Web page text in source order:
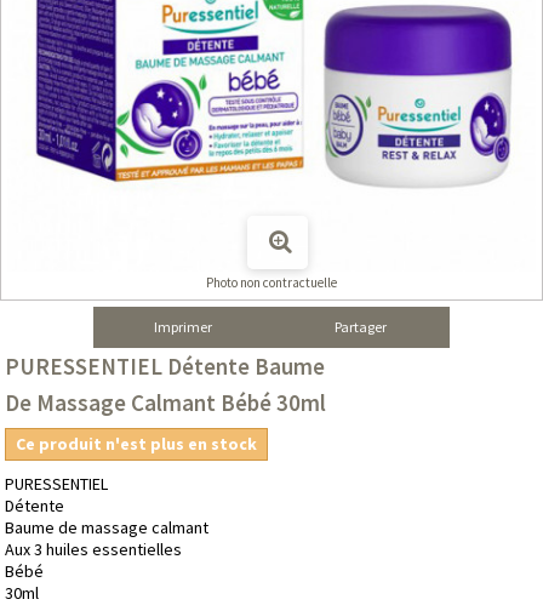
Photo non contractuelle
Imprimer Partager
PURESSENTIEL Détente Baume
De Massage Calmant Bébé 30ml
Ce produit n'est plus en stock
PURESSENTIEL
Détente
Baume de massage calmant
Aux 3 huiles essentielles
Bébé
30ml